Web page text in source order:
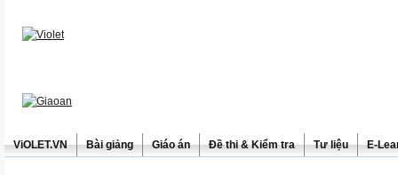
ViOLET.VN Bài giảng Giáo án Đề thi & Kiểm tra Tư liệu E-